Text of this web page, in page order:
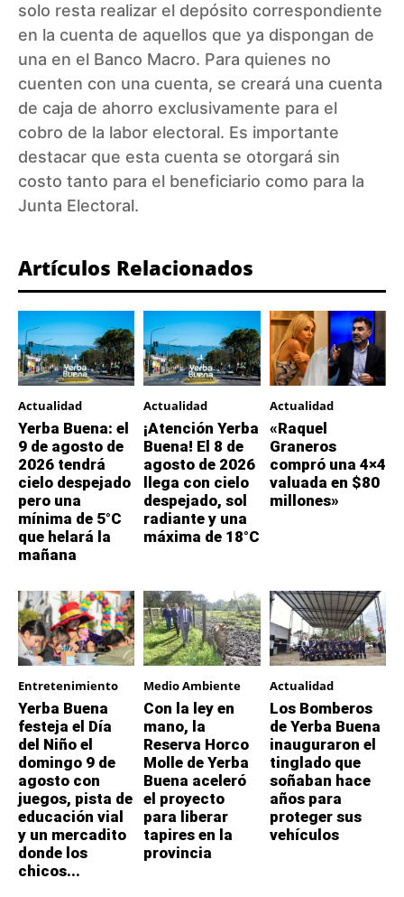
solo resta realizar el depósito correspondiente
en la cuenta de aquellos que ya dispongan de
una en el Banco Macro. Para quienes no
cuenten con una cuenta, se creará una cuenta
de caja de ahorro exclusivamente para el
cobro de la labor electoral. Es importante
destacar que esta cuenta se otorgará sin
costo tanto para el beneficiario como para la
Junta Electoral.
Artículos Relacionados
Actualidad
Yerba Buena: el
9 de agosto de
2026 tendrá
cielo despejado
pero una
mínima de 5°C
que helará la
mañana
Actualidad
¡Atención Yerba
Buena! El 8 de
agosto de 2026
llega con cielo
despejado, sol
radiante y una
máxima de 18°C
Actualidad
«Raquel
Graneros
compró una 4×4
valuada en $80
millones»
Entretenimiento
Yerba Buena
festeja el Día
del Niño el
domingo 9 de
agosto con
juegos, pista de
educación vial
y un mercadito
donde los
chicos...
Medio Ambiente
Con la ley en
mano, la
Reserva Horco
Molle de Yerba
Buena aceleró
el proyecto
para liberar
tapires en la
provincia
Actualidad
Los Bomberos
de Yerba Buena
inauguraron el
tinglado que
soñaban hace
años para
proteger sus
vehículos